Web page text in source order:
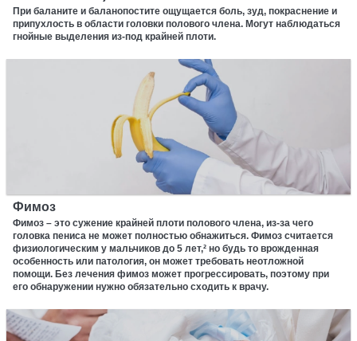
При баланите и баланопостите ощущается боль, зуд, покраснение и
припухлость в области головки полового члена. Могут наблюдаться
гнойные выделения из-под крайней плоти.
Фимоз
Фимоз – это сужение крайней плоти полового члена, из-за чего
головка пениса не может полностью обнажиться. Фимоз считается
физиологическим у мальчиков до 5 лет,² но будь то врожденная
особенность или патология, он может требовать неотложной
помощи. Без лечения фимоз может прогрессировать, поэтому при
его обнаружении нужно обязательно сходить к врачу.